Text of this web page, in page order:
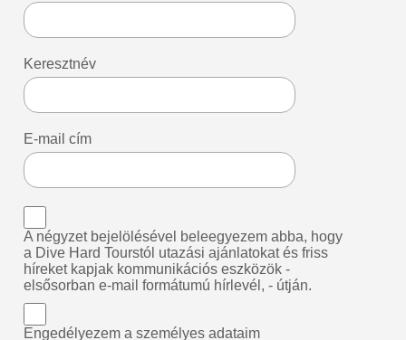
Keresztnév
E-mail cím
A négyzet bejelölésével beleegyezem abba, hogy
a Dive Hard Tourstól utazási ajánlatokat és friss
híreket kapjak kommunikációs eszközök -
elsősorban e-mail formátumú hírlevél, - útján.
Engedélyezem a személyes adataim